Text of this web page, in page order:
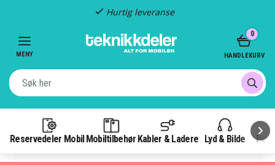
Hurtig leveranse
MENY
Reservedeler Mobil Mobiltilbehør Kabler & Ladere Lyd & Bilde
0
HANDLEKURV